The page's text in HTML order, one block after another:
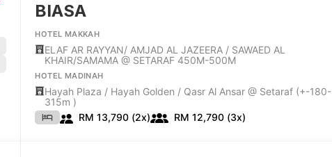
BIASA
HOTEL MAKKAH
ELAF AR RAYYAN/ AMJAD AL JAZEERA / SAWAED AL
KHAIR/SAMAMA @ SETARAF 450M-500M
HOTEL MADINAH
Hayah Plaza / Hayah Golden / Qasr Al Ansar @ Setaraf (+-180-
315m )
RM 13,790 (2x)
RM 12,790 (3x)